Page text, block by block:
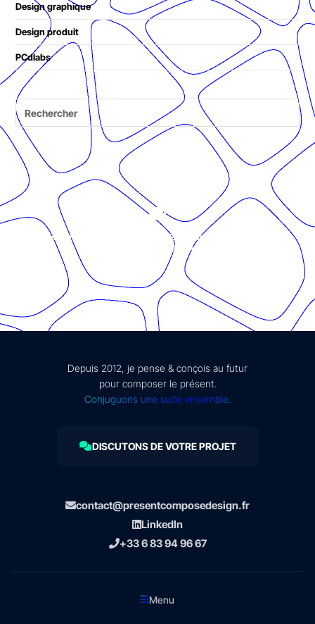
Design graphique
Design produit
PCdlabs
© Présent Composé design - 2024 - Tous droits réservés -
mentions légales
Depuis 2012, je pense & conçois au futur
pour composer le présent.
Conjuguons une suite ensemble.
DISCUTONS DE VOTRE PROJET
contact@presentcomposedesign.fr
LinkedIn
+33 6 83 94 96 67
Menu